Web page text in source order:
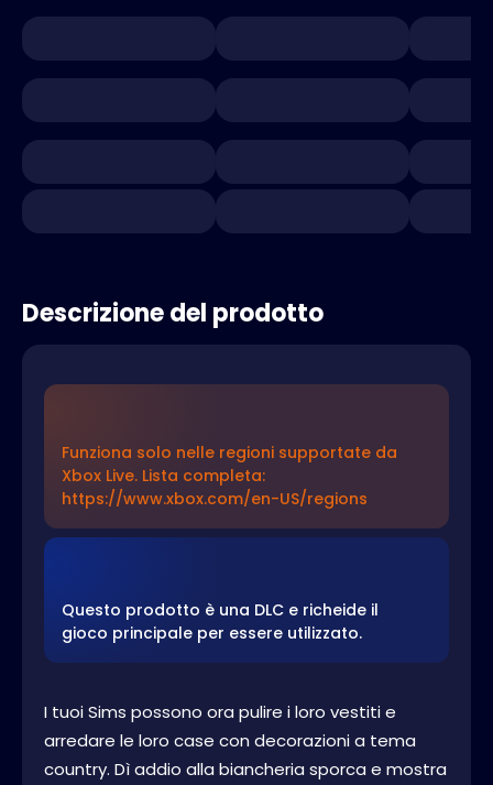
Descrizione del prodotto
Funziona solo nelle regioni supportate da
Xbox Live. Lista completa:
https://www.xbox.com/en-US/regions
Questo prodotto è una DLC e richeide il
gioco principale per essere utilizzato.
I tuoi Sims possono ora pulire i loro vestiti e
arredare le loro case con decorazioni a tema
country. Dì addio alla biancheria sporca e mostra